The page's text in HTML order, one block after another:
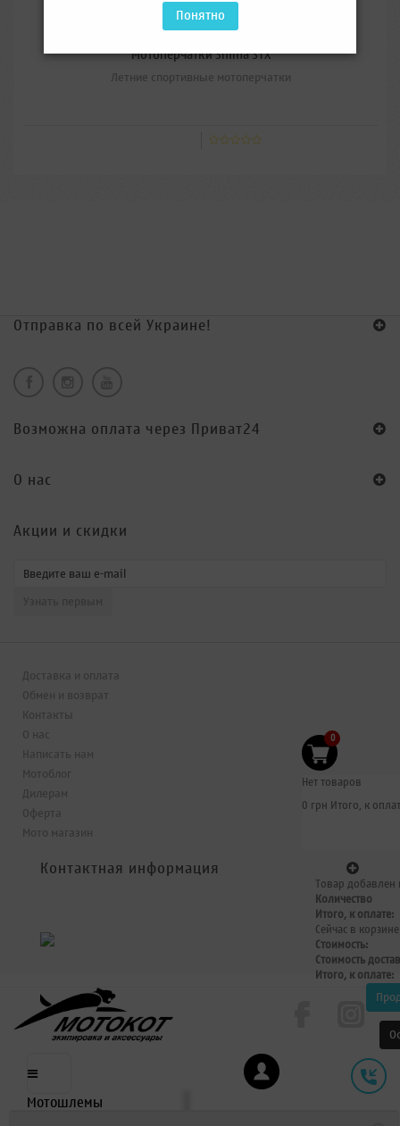
Мотоперчатки
Мотоперчатки Shima STX
Летние спортивные мотоперчатки
Понятно
Отправка по всей Украине!
Возможна оплата через Приват24
O нас
Акции и скидки
Доставка и оплата
Обмен и возврат
Контакты
О нас
Написать нам
Мотоблог
Дилерам
Оферта
Мото магазин
Контактная информация
0
Нет товаров
0 грн Итого, к
Товар добавлен
Количество
Итого, к оплате:
Сейчас в
Стоимость:
Стоимость
Итого, к оплате:
Мотошлемы